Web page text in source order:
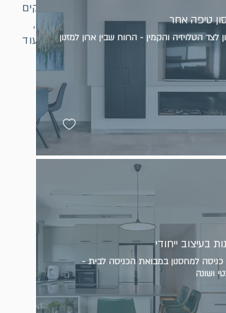
נשים את תיקי בית הספר, אוסף התיקים
המתחלפים שלה, הנעליים, הארנק,
המפתחות, המכתבים, הכסף הקטן ועוד
טיפה אחר
לצד הטלויזיה והקמין - הרווח שבין ארון למזנון
בעיצוב ייחודי
כניסה למחסנון במבואת הכניסה לבית -
ושונה